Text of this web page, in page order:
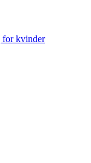
for kvinder